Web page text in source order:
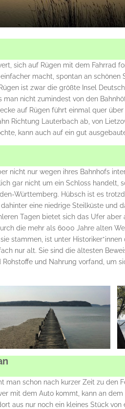
sich auf Rügen mit dem Fahrrad
macht, spontan an schönen
ist zwar die größte Insel
nicht zumindest von den
auf Rügen führt einmal quer
Richtung Lauterbach ab, von
kann auch auf ein gut
nicht nur wegen ihres Bahnhofs
gar nicht um ein Schloss handelt,
Württemberg. Hübsch ist es
eine niedrige Steilküste und
Tagen bietet sich das Ufer aber
die mehr als 6000 Jahre alten
stammen, ist unter
nur alt. Sie sind die ältesten
und Nahrung vorfand, um
man schon nach kurzer Zeit zu den
mit dem Auto kommt, kann an
aus nur noch ein kleines Stück